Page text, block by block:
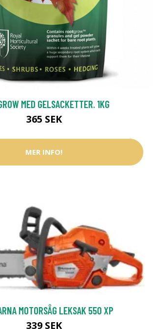
MED GELSACKETTER. 1KG
365 SEK
MER INFO!
MOTORSÅG LEKSAK 550 XP
339 SEK